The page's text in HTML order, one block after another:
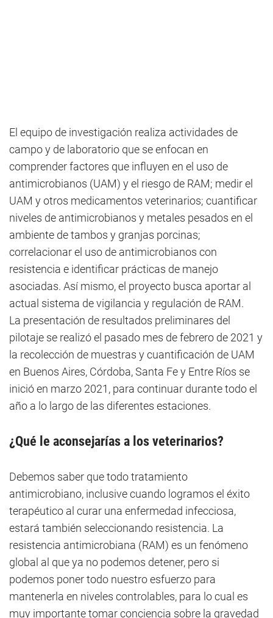
El equipo de investigación realiza actividades de
campo y de laboratorio que se enfocan en
comprender factores que influyen en el uso de
antimicrobianos (UAM) y el riesgo de RAM; medir el
UAM y otros medicamentos veterinarios; cuantificar
niveles de antimicrobianos y metales pesados en el
ambiente de tambos y granjas porcinas;
correlacionar el uso de antimicrobianos con
resistencia e identificar prácticas de manejo
asociadas. Así mismo, el proyecto busca aportar al
actual sistema de vigilancia y regulación de RAM.
La presentación de resultados preliminares del
pilotaje se realizó el pasado mes de febrero de 2021 y
la recolección de muestras y cuantificación de UAM
en Buenos Aires, Córdoba, Santa Fe y Entre Ríos se
inició en marzo 2021, para continuar durante todo el
año a lo largo de las diferentes estaciones.
¿Qué le aconsejarías a los veterinarios?
Debemos saber que todo tratamiento
antimicrobiano, inclusive cuando logramos el éxito
terapéutico al curar una enfermedad infecciosa,
estará también seleccionando resistencia. La
resistencia antimicrobiana (RAM) es un fenómeno
global al que ya no podemos detener, pero si
podemos poner todo nuestro esfuerzo para
mantenerla en niveles controlables, para lo cual es
muy importante tomar conciencia sobre la gravedad